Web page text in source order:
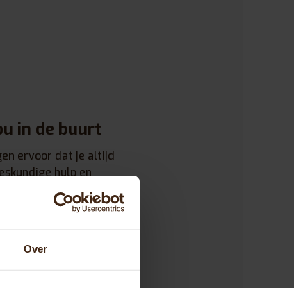
Over
in de buurt
ervoor dat je altijd
hulp en